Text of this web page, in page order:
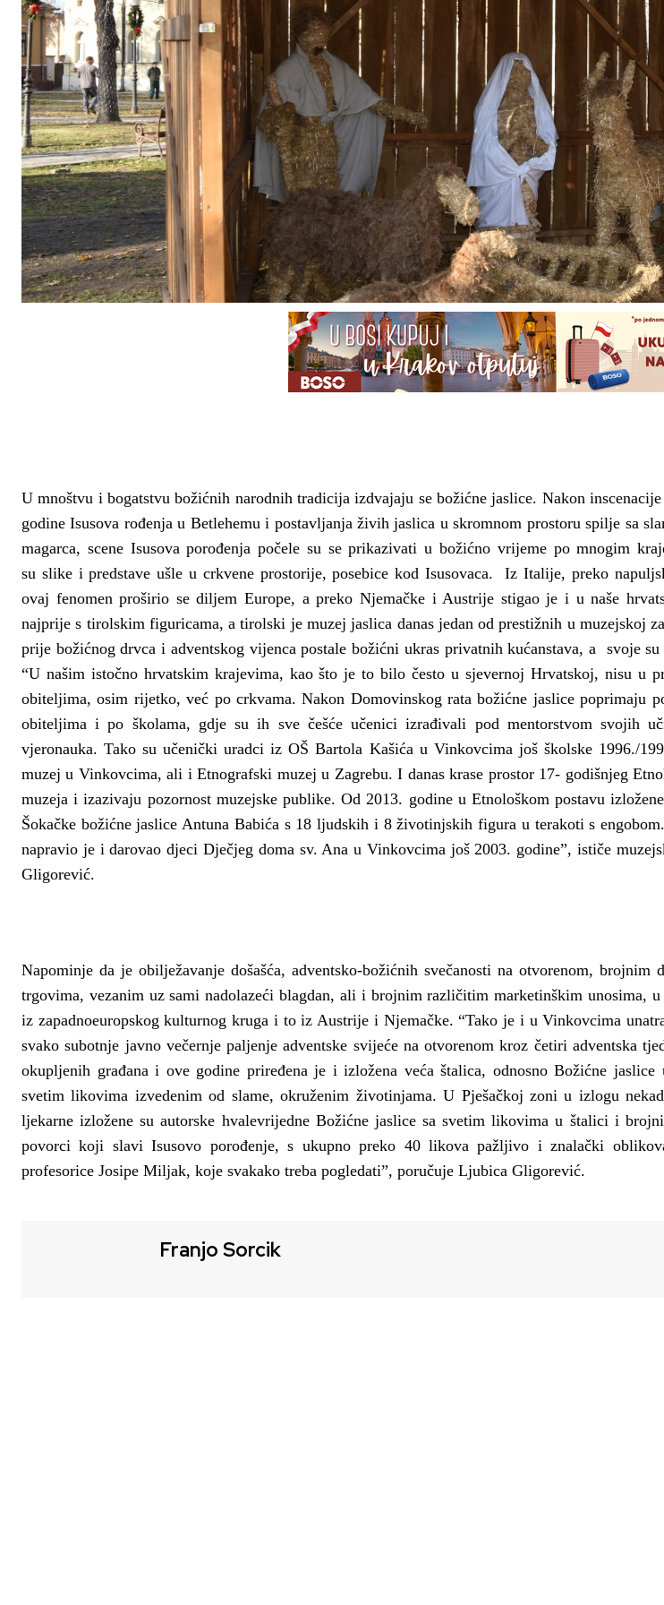
U mnoštvu i bogatstvu božićnih narodnih tradicija izdvajaju se božićne jaslice. Nakon
godine Isusova rođenja u Betlehemu i postavljanja živih jaslica u skromnom prostoru spilje sa
magarca, scene Isusova porođenja počele su se prikazivati u božićno vrijeme po mnogim
su slike i predstave ušle u crkvene prostorije, posebice kod Isusovaca.
Iz Italije, preko
ovaj fenomen proširio se diljem Europe, a preko Njemačke i Austrije stigao je i u naše
najprije s tirolskim figuricama, a tirolski je muzej jaslica danas jedan od prestižnih u muzejskoj
prije božićnog drvca i adventskog vijenca postale božićni ukras privatnih kućanstava, a svoje su
“U našim istočno hrvatskim krajevima, kao što je to bilo često u sjevernoj Hrvatskoj, nisu u
obiteljima, osim rijetko, već po crkvama. Nakon Domovinskog rata božićne jaslice poprimaju
obiteljima i po školama, gdje su ih sve češće učenici izrađivali pod mentorstvom svojih
vjeronauka. Tako su učenički uradci iz OŠ Bartola Kašića u Vinkovcima još školske 1996./
muzej u Vinkovcima, ali i Etnografski muzej u Zagrebu. I danas krase prostor 17- godišnjeg
muzeja i izazivaju pozornost muzejske publike. Od 2013. godine u Etnološkom postavu
Šokačke božićne jaslice Antuna Babića s 18 ljudskih i 8 životinjskih figura u terakoti s
napravio je i darovao djeci Dječjeg doma sv. Ana u Vinkovcima još 2003. godine”, ističe
Gligorević.
Napominje da je obilježavanje došašća, adventsko-božićnih svečanosti na otvorenom, brojnim
trgovima, vezanim uz sami nadolazeći blagdan, ali i brojnim različitim marketinškim unosima,
iz zapadnoeuropskog kulturnog kruga i to iz Austrije i Njemačke. “Tako je i u Vinkovcima
svako subotnje javno večernje paljenje adventske svijeće na otvorenom kroz četiri adventska
okupljenih građana i ove godine priređena je i izložena veća štalica, odnosno Božićne jaslice
svetim likovima izvedenim od slame, okruženim životinjama. U Pješačkoj zoni u izlogu
ljekarne izložene su autorske hvalevrijedne Božićne jaslice sa svetim likovima u štalici i
povorci koji slavi Isusovo porođenje, s ukupno preko 40 likova pažljivo i znalački
profesorice Josipe Miljak, koje svakako treba pogledati”, poručuje Ljubica Gligorević.
Franjo Sorcik